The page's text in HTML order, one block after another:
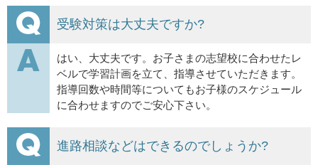
受験対策は大丈夫ですか?
はい、大丈夫です。お子さまの志望校に合わせたレ
ベルで学習計画を立て、指導させていただきます。
指導回数や時間等についてもお子様のスケジュール
に合わせますのでご安心下さい。
進路相談などはできるのでしょうか?